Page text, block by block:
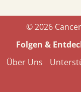
© 2026
Folgen &
Über Uns